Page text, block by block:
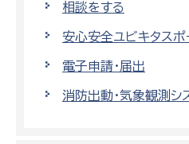
相談をする
安心安全ユビキタスポ
電子申請・届出
消防出動・気象観測シ